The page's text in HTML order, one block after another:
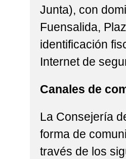
Junta), con
Fuensalida,
identificación
Internet de
Canales de
La Consejería
forma de
través de los